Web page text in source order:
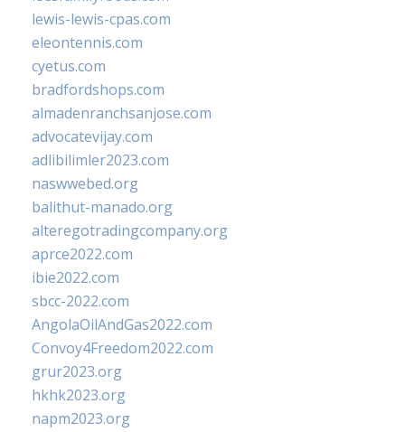
lewis-lewis-cpas.com
eleontennis.com
cyetus.com
bradfordshops.com
almadenranchsanjose.com
advocatevijay.com
adlibilimler2023.com
naswwebed.org
balithut-manado.org
alteregotradingcompany.org
aprce2022.com
ibie2022.com
sbcc-2022.com
AngolaOilAndGas2022.com
Convoy4Freedom2022.com
grur2023.org
hkhk2023.org
napm2023.org